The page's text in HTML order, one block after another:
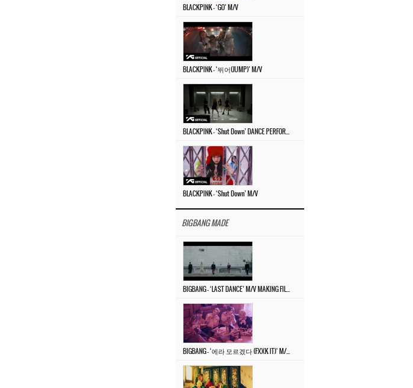
BLACKPINK – ‘GO’ M/V
BLACKPINK – ‘뛰어(JUMP)’ M/V
BLACKPINK – ‘Shut Down’ M/V
BIGBANG MADE